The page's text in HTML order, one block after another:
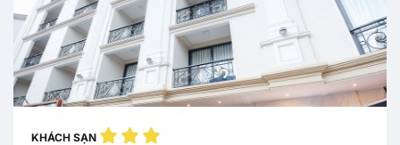
KHÁCH SẠN